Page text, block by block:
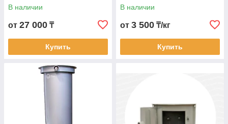
В наличии
от 27 000 ₸
Купить
В наличии
от 3 500 ₸/кг
Купить